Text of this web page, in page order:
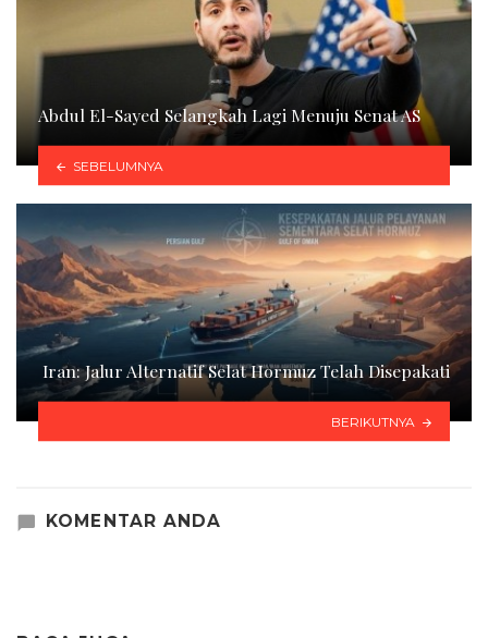
Abdul El-Sayed Selangkah Lagi Menuju Senat AS
SEBELUMNYA
Iran: Jalur Alternatif Selat Hormuz Telah Disepakati
BERIKUTNYA
KOMENTAR ANDA